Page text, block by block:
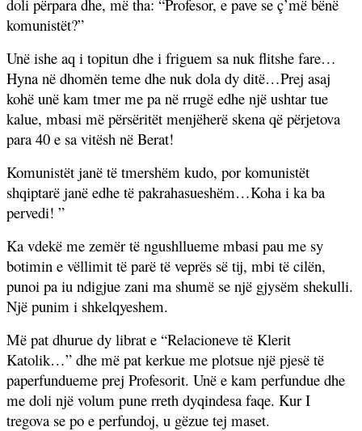
doli përpara dhe, më tha: “Profesor, e pave se ç’më bënë
komunistët?”
Unë ishe aq i topitun dhe i friguem sa nuk flitshe fare…
Hyna në dhomën teme dhe nuk dola dy ditë…Prej asaj
kohë unë kam tmer me pa në rrugë edhe një ushtar tue
kalue, mbasi më përsëritët menjëherë skena që përjetova
para 40 e sa vitësh në Berat!
Komunistët janë të tmershëm kudo, por komunistët
shqiptarë janë edhe të pakrahasueshëm…Koha i ka ba
pervedi! ”
Ka vdekë me zemër të ngushllueme mbasi pau me sy
botimin e vëllimit të parë të veprës së tij, mbi të cilën,
punoi pa iu ndigjue zani ma shumë se një gjysëm shekulli.
Një punim i shkelqyeshem.
Më pat dhurue dy librat e “Relacioneve të Klerit
Katolik…” dhe më pat kerkue me plotsue një pjesë të
paperfundueme prej Profesorit. Unë e kam perfundue dhe
me doli një volum pune rreth dyqindesa faqe. Kur I
tregova se po e perfundoj, u gëzue tej maset.